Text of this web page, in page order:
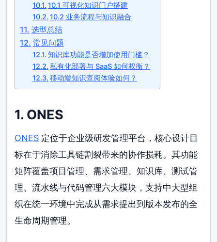
10.1 可视化知识门户搭建
10.2 业务流程与知识融合
选型总结
常见问题
知识库功能是否增加使用门槛？
私有化部署与 SaaS 如何权衡？
移动端知识查阅体验如何？
1. ONES
ONES 定位于企业级研发管理平台，核心设计目
标在于消除工具链割裂带来的协作损耗。其功能
矩阵覆盖项目管理、需求管理、知识库、测试管
理、流水线与代码管理六大模块，支持中大型组
织在统一环境中完成从需求提出到版本发布的全
生命周期管理。